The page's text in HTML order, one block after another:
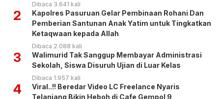
Dibaca 3.641 kali
2
Kapolres Pasuruan Gelar Pembinaan Rohani Dan
Pemberian Santunan Anak Yatim untuk Tingkatkan
Ketaqwaan kepada Allah
Dibaca 2.088 kali
3
Walimurid Tak Sanggup Membayar Administrasi
Sekolah, Siswa Disuruh Ujian di Luar Kelas
Dibaca 1.957 kali
4
Viral..!! Beredar Video LC Freelance Nyaris
Telanjang Bikin Heboh di Cafe Gempol 9